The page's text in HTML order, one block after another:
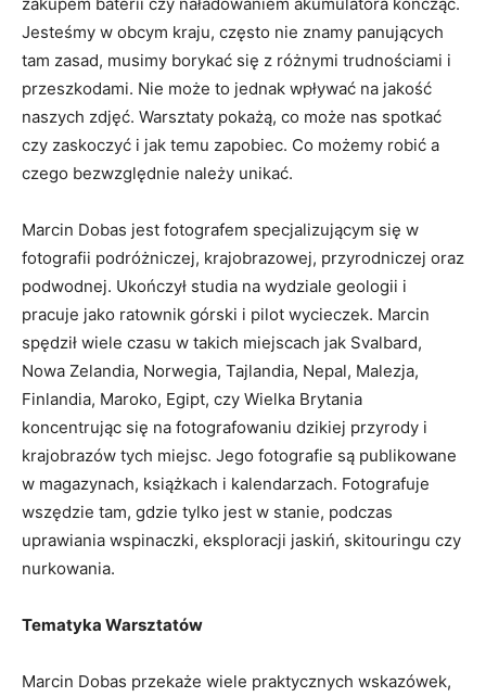
Jesteśmy w obcym kraju, często nie znamy panujących
tam zasad, musimy borykać się z różnymi trudnościami i
przeszkodami. Nie może to jednak wpływać na jakość
naszych zdjęć. Warsztaty pokażą, co może nas spotkać
czy zaskoczyć i jak temu zapobiec. Co możemy robić a
czego bezwzględnie należy unikać.
Marcin Dobas jest fotografem specjalizującym się w
fotografii podróżniczej, krajobrazowej, przyrodniczej oraz
podwodnej. Ukończył studia na wydziale geologii i
pracuje jako ratownik górski i pilot wycieczek. Marcin
spędził wiele czasu w takich miejscach jak Svalbard,
Nowa Zelandia, Norwegia, Tajlandia, Nepal, Malezja,
Finlandia, Maroko, Egipt, czy Wielka Brytania
koncentrując się na fotografowaniu dzikiej przyrody i
krajobrazów tych miejsc. Jego fotografie są publikowane
w magazynach, książkach i kalendarzach. Fotografuje
wszędzie tam, gdzie tylko jest w stanie, podczas
uprawiania wspinaczki, eksploracji jaskiń, skitouringu czy
nurkowania.
Tematyka Warsztatów
Marcin Dobas przekaże wiele praktycznych wskazówek,